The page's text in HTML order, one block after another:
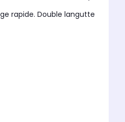
rapide. Double langutte